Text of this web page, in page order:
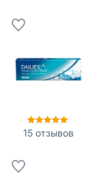
15 отзывов